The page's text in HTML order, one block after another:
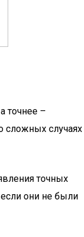
точнее –
сложных случаях
точных
если они не были